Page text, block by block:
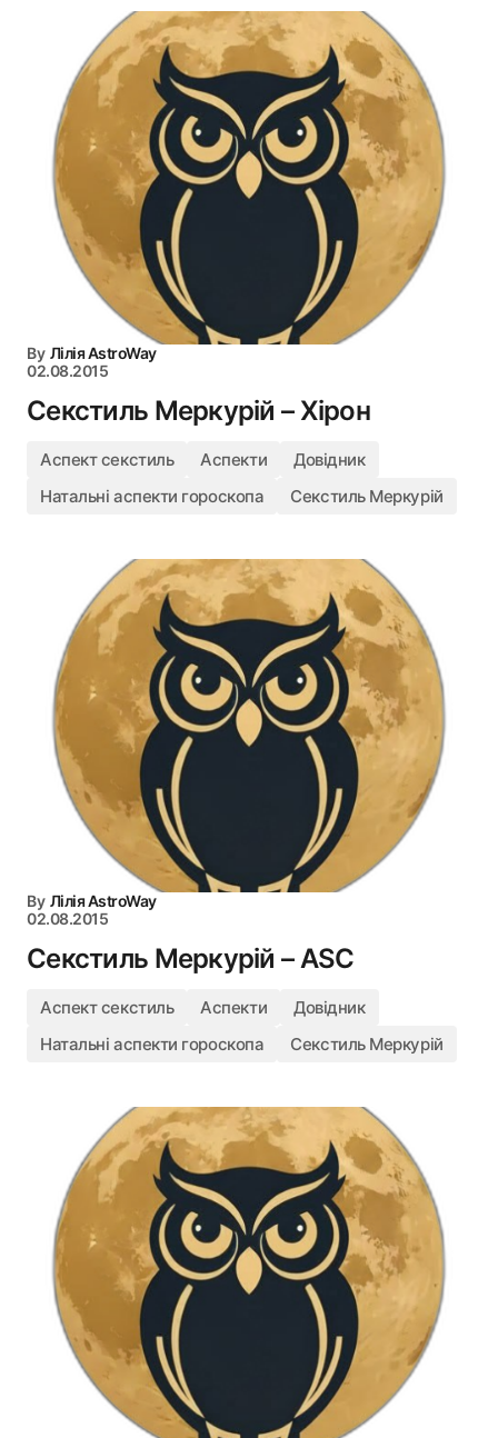
By Лілія AstroWay
02.08.2015
Секстиль Меркурій – Хірон
Аспект секстиль Аспекти
Довідник
Натальні аспекти гороскопа
Секстиль Меркурій
By Лілія AstroWay
02.08.2015
Секстиль Меркурій – ASC
Аспект секстиль Аспекти
Довідник
Натальні аспекти гороскопа
Секстиль Меркурій